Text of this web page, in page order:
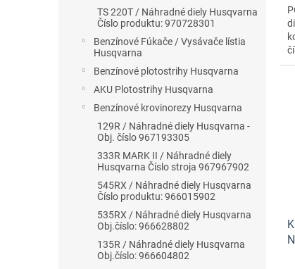
TS 220T / Náhradné diely Husqvarna
Číslo produktu: 970728301
Benzínové Fúkače / Vysávače lístia
Husqvarna
Benzínové plotostrihy Husqvarna
AKU Plotostrihy Husqvarna
Benzínové krovinorezy Husqvarna
129R / Náhradné diely Husqvarna -
Obj. číslo 967193305
333R MARK II / Náhradné diely
Husqvarna Číslo stroja 967967902
545RX / Náhradné diely Husqvarna
Číslo produktu: 966015902
535RX / Náhradné diely Husqvarna
Obj.číslo: 966628802
135R / Náhradné diely Husqvarna
Obj.číslo: 966604802